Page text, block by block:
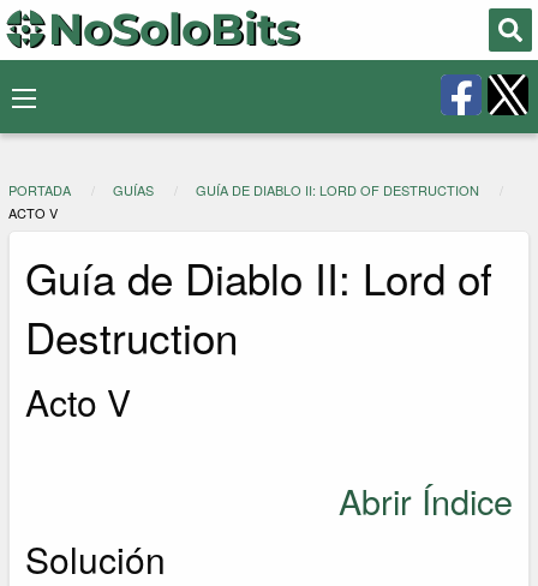
PORTADA GUÍAS
GUÍA DE DIABLO II: LORD OF DESTRUCTION
ACTO V
Guía de Diablo II: Lord of
Destruction
Acto V
Abrir Índice
Solución